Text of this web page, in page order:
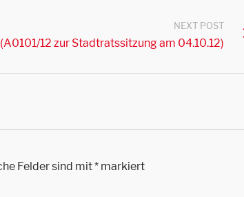
NEXT POST
12 zur Stadtratssitzung am 04.10.12)
Felder sind mit* markiert